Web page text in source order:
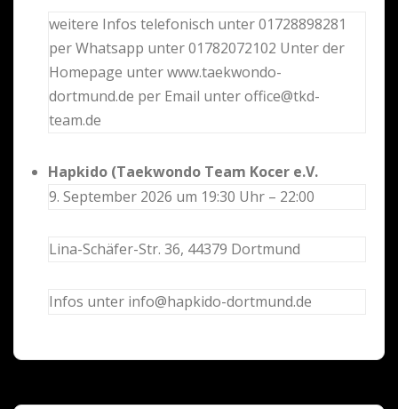
weitere Infos telefonisch unter 01728898281
per Whatsapp unter 01782072102 Unter der
Homepage unter www.taekwondo-
dortmund.de per Email unter office@tkd-
team.de
Hapkido (Taekwondo Team Kocer e.V.
9. September 2026 um 19:30 Uhr – 22:00
Lina-Schäfer-Str. 36, 44379 Dortmund
Infos unter info@hapkido-dortmund.de